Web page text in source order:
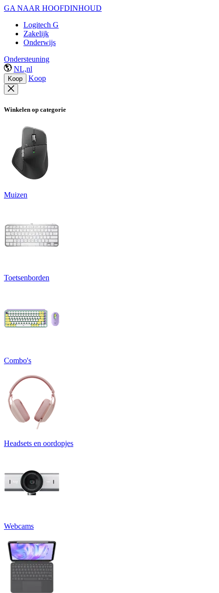
GA NAAR HOOFDINHOUD
Logitech G
Zakelijk
Onderwijs
Ondersteuning
NL,nl
Koop Koop
Winkelen op categorie
Muizen
Toetsenborden
Combo's
Headsets en oordopjes
Webcams